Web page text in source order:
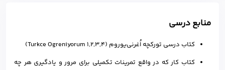
منابع درسی
کتاب درسی تورکچه اُغرنی‌یوروم (Turkce Ogreniyorum 1,2,3,4)
کتاب کار که در واقع تمرینات تکمیلی برای مرور و یادگیری هر چه